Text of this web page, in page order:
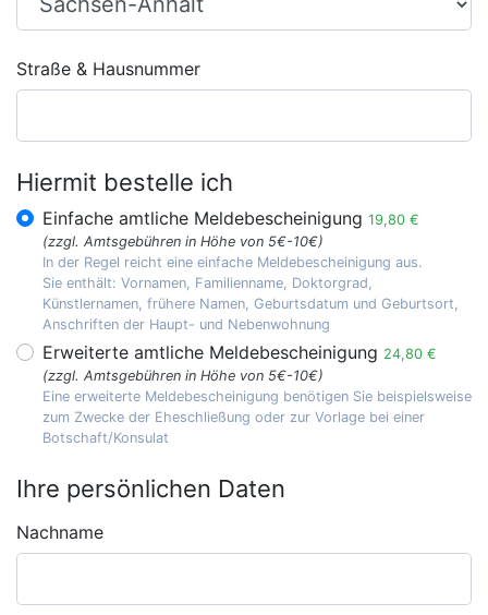
Straße & Hausnummer
Hiermit bestelle ich
Einfache amtliche Meldebescheinigung 19,80 €
(zzgl. Amtsgebühren in Höhe von 5€-10€)
In der Regel reicht eine einfache Meldebescheinigung aus.
Sie enthält: Vornamen, Familienname, Doktorgrad,
Künstlernamen, frühere Namen, Geburtsdatum und Geburtsort,
Anschriften der Haupt- und Nebenwohnung
Erweiterte amtliche Meldebescheinigung 24,80 €
(zzgl. Amtsgebühren in Höhe von 5€-10€)
Eine erweiterte Meldebescheinigung benötigen Sie beispielsweise
zum Zwecke der Eheschließung oder zur Vorlage bei einer
Botschaft/Konsulat
Ihre persönlichen Daten
Nachname